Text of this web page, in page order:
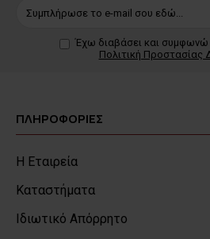
Έχω διαβάσει και συμφωνώ
Πολιτική Προστασίας
ΠΛΗΡΟΦΟΡΙΕΣ
Η Εταιρεία
Καταστήματα
Ιδιωτικό Απόρρητο